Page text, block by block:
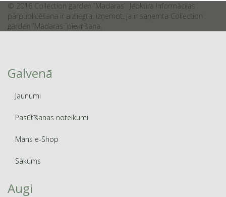
© 2016 Collection garden `Madaras`. Jebkura informācijas
pārpublicēšana ir aizliegta, izņemot, ja ir saņemta Collection
garden `Madaras `piekrišana.
Galvenā
Jaunumi
Pasūtīšanas noteikumi
Mans e-Shop
Sākums
Augi